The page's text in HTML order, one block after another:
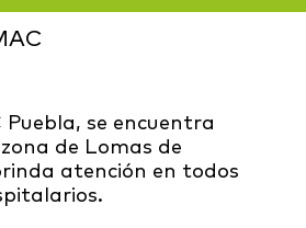
se encuentra
de Lomas de
atención en todos